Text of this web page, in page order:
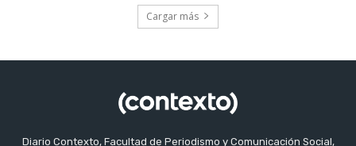
Cargar más
Diario Contexto, Facultad de Periodismo y Comunicación Social,